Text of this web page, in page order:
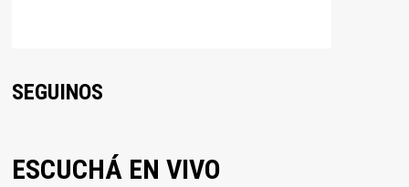
SEGUINOS
ESCUCHÁ EN VIVO